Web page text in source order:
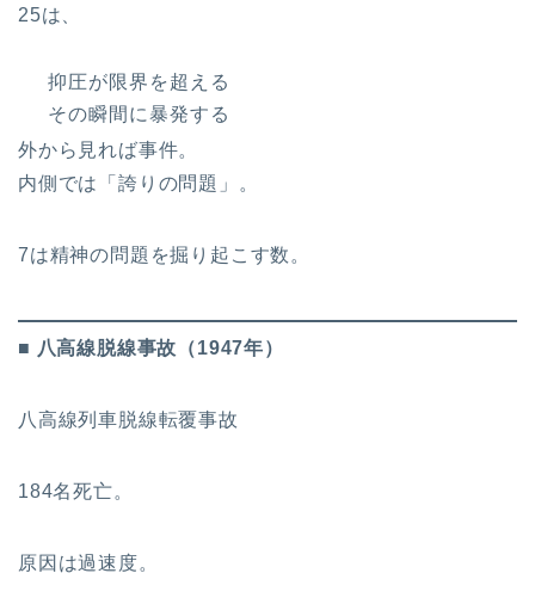
25は、
抑圧が限界を超える
その瞬間に暴発する
外から見れば事件。
内側では「誇りの問題」。
7は精神の問題を掘り起こす数。
■ 八高線脱線事故（1947年）
八高線列車脱線転覆事故
184名死亡。
原因は過速度。